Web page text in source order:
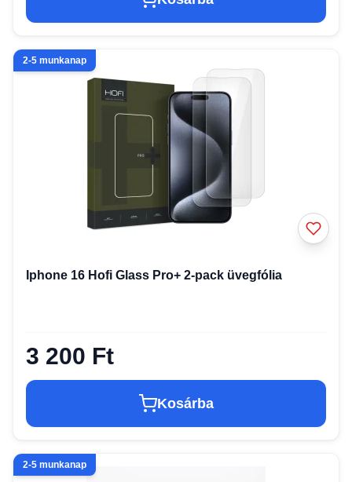
2-5 munkanap
Iphone 16 Hofi Glass Pro+ 2-pack üvegfólia
3 200 Ft
Kosárba
2-5 munkanap